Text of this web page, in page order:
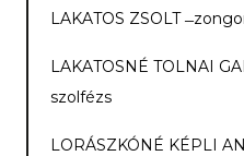
LAKATOS ZSOLT
LAKATOSNÉ TOLNAI
szolfézs
LORÁSZKÓNÉ KÉPLI